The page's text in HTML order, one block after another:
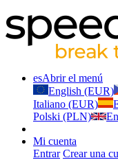
esAbrir el menú
English (EUR)
Italiano (EUR)
Polski (PLN)
Mi cuenta
Entrar Crear una